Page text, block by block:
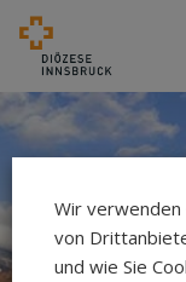
Wir verwenden
von
und wie Sie